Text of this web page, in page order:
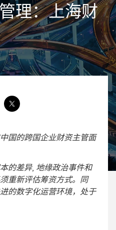
理：上海财
国的跨国企业财资主管面
的差异, 地缘政治事件和
重新评估筹资方式。同
的数字化运营环境，处于